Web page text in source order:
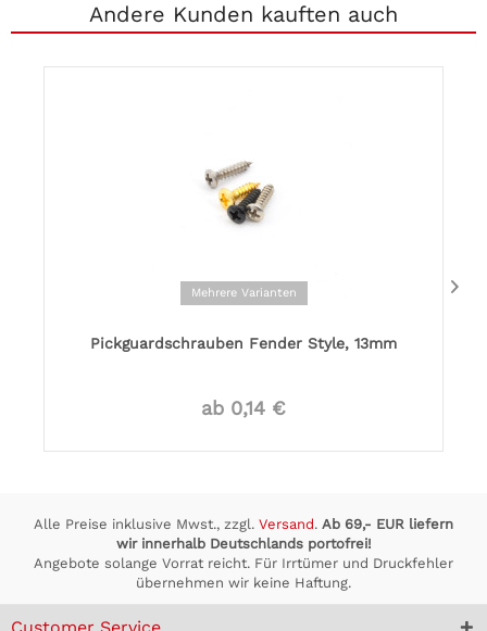
Andere Kunden kauften auch
Mehrere Varianten
Pickguardschrauben Fender Style, 13mm
ab 0,14 €
Alle Preise inklusive Mwst., zzgl. Versand. Ab 69,- EUR liefern
wir innerhalb Deutschlands portofrei!
Angebote solange Vorrat reicht. Für Irrtümer und Druckfehler
übernehmen wir keine Haftung.